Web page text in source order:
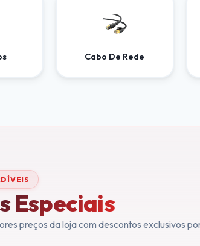
Cabo De Rede
Especiais
preços da loja com descontos exclusivos